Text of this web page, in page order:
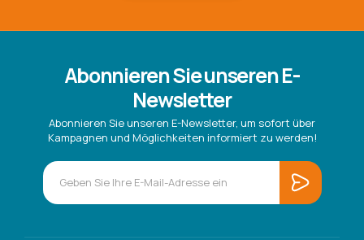
Abonnieren Sie unseren E-
Newsletter
Abonnieren Sie unseren E-Newsletter, um sofort über
Kampagnen und Möglichkeiten informiert zu werden!